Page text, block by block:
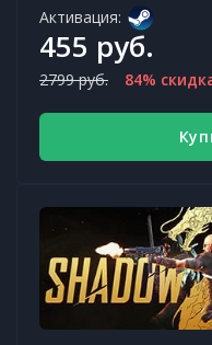
Активация:
455 руб.
2799 руб. 84%